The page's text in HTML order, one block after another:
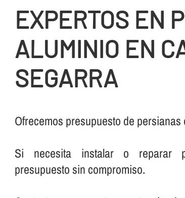
EXPERTOS EN
ALUMINIO EN
SEGARRA
Ofrecemos presupuesto de
Si necesita instalar o reparar
presupuesto sin compromiso.